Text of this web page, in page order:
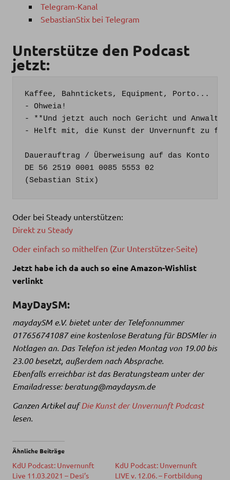
Telegram-Kanal
SebastianStix bei Telegram
Unterstütze den Podcast
jetzt:
Kaffee, Bahntickets, Equipment, Porto...
- Ohweia!
- **Und jetzt auch noch Gericht und Anwalt**
- Helft mit, die Kunst der Unvernunft zu
Dauerauftrag / Überweisung auf das Konto
DE 56 2519 0001 0085 5553 02
(Sebastian Stix)
Oder bei Steady unterstützen:
Direkt zu Steady
Oder einfach so mithelfen (Zur Unterstützer-Seite)
Jetzt habe ich da auch so eine Amazon-Wishlist
verlinkt
MayDaySM:
maydaySM e.V. bietet unter der Telefonnummer
017656741087 eine kostenlose Beratung für BDSMler in
Notlagen an. Das Telefon ist jeden Montag von 19.00 bis
23.00 besetzt, außerdem nach Absprache.
Ebenfalls erreichbar ist das Beratungsteam unter der
Emailadresse: beratung@maydaysm.de
Ganzen Artikel aufDie Kunst der Unvernunft Podcast
lesen.
Ähnliche Beiträge
KdU Podcast: Unvernunft
Live 11.03.2021 – Desi’s
KdU Podcast: Unvernunft
LIVE v. 12.06. – Fortbildung